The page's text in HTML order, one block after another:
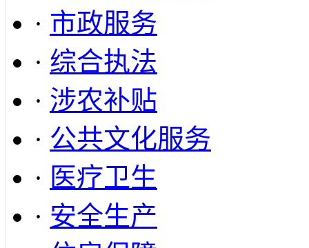
· 市政服务
· 综合执法
· 涉农补贴
· 公共文化服务
· 医疗卫生
· 安全生产